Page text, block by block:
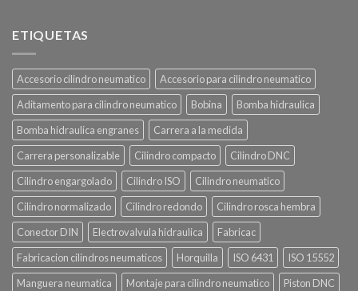
ETIQUETAS
Accesorio cilindro neumatico
Accesorio para cilindro neumatico
Aditamento para cilindro neumatico
Bobina
Bomba hidraulica
Bomba hidraulica engranes
Carrera a la medida
Carrera personalizable
Cilindro compacto
Cilindro DNC
Cilindro engargolado
Cilindro ISO
Cilindro neumatico
Cilindro normalizado
Cilindro redondo
Cilindro rosca hembra
Conector DIN
Electrovalvula hidraulica
Fabricac
Fabricacion cilindros neumaticos
Horquilla ISO 6431
ISO 15552
Manguera neumatica
Montaje para cilindro neumatico
Piston DNC